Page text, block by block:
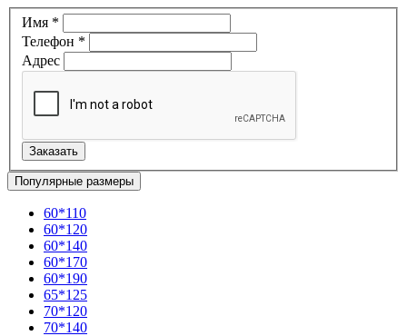
Имя *
Телефон *
Адрес
Популярные размеры
60*110
60*120
60*140
60*170
60*190
65*125
70*120
70*140